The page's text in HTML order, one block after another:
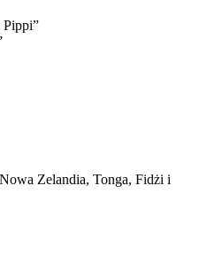
Pippi”
Zelandia, Tonga, Fidżi i